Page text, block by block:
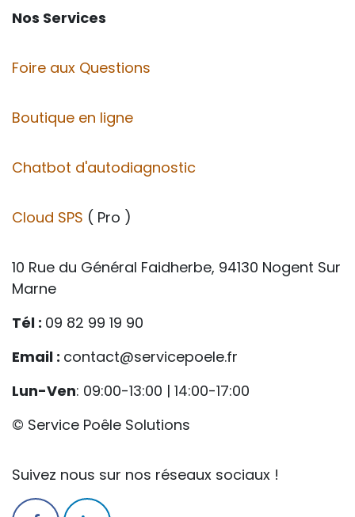
Nos Services
Foire aux Questions
Boutique en ligne
Chatbot d'autodiagnostic
Cloud SPS ( Pro )
10 Rue du Général Faidherbe, 94130 Nogent Sur
Marne
Tél : 09 82 99 19 90
Email : contact@servicepoele.fr
Lun-Ven: 09:00-13:00 | 14:00-17:00
© Service Poêle Solutions
Suivez nous sur nos réseaux sociaux !